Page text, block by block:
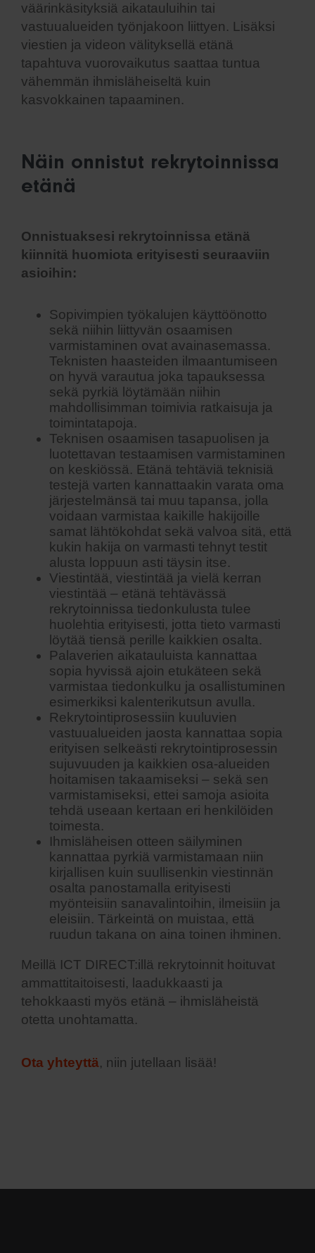
väärinkäsityksiä aikatauluihin tai
vastuualueiden työnjakoon liittyen. Lisäksi
viestien ja videon välityksellä etänä
tapahtuva vuorovaikutus saattaa tuntua
vähemmän ihmisläheiseltä kuin
kasvokkainen tapaaminen.
Näin onnistut rekrytoinnissa
etänä
Onnistuaksesi rekrytoinnissa etänä
kiinnitä huomiota erityisesti seuraaviin
asioihin:
Sopivimpien työkalujen käyttöönotto
sekä niihin liittyvän osaamisen
varmistaminen ovat avainasemassa.
Teknisten haasteiden ilmaantumiseen
on hyvä varautua joka tapauksessa
sekä pyrkiä löytämään niihin
mahdollisimman toimivia ratkaisuja ja
toimintatapoja.
Teknisen osaamisen tasapuolisen ja
luotettavan testaamisen varmistaminen
on keskiössä. Etänä tehtäviä teknisiä
testejä varten kannattaakin varata oma
järjestelmänsä tai muu tapansa, jolla
voidaan varmistaa kaikille hakijoille
samat lähtökohdat sekä valvoa sitä, että
kukin hakija on varmasti tehnyt testit
alusta loppuun asti täysin itse.
Viestintää, viestintää ja vielä kerran
viestintää – etänä tehtävässä
rekrytoinnissa tiedonkulusta tulee
huolehtia erityisesti, jotta tieto varmasti
löytää tiensä perille kaikkien osalta.
Palaverien aikatauluista kannattaa
sopia hyvissä ajoin etukäteen sekä
varmistaa tiedonkulku ja osallistuminen
esimerkiksi kalenterikutsun avulla.
Rekrytointiprosessiin kuuluvien
vastuualueiden jaosta kannattaa sopia
erityisen selkeästi rekrytointiprosessin
sujuvuuden ja kaikkien osa-alueiden
hoitamisen takaamiseksi – sekä sen
varmistamiseksi, ettei samoja asioita
tehdä useaan kertaan eri henkilöiden
toimesta.
Ihmisläheisen otteen säilyminen
kannattaa pyrkiä varmistamaan niin
kirjallisen kuin suullisenkin viestinnän
osalta panostamalla erityisesti
myönteisiin sanavalintoihin, ilmeisiin ja
eleisiin. Tärkeintä on muistaa, että
ruudun takana on aina toinen ihminen.
Meillä ICT DIRECT:illä rekrytoinnit hoituvat
ammattitaitoisesti, laadukkaasti ja
tehokkaasti myös etänä – ihmisläheistä
otetta unohtamatta.
Ota yhteyttä, niin jutellaan lisää!